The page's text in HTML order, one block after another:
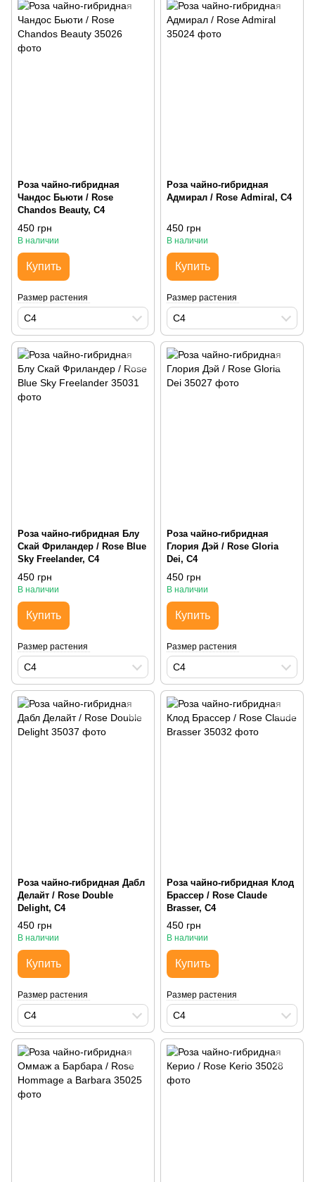
Роза чайно-гибридная
Чандос Бьюти / Rose
Chandos Beauty, С4
450 грн
В наличии
Купить
Размер растения
С4
Роза чайно-гибридная
Адмирал / Rose Admiral, С4
450 грн
В наличии
Купить
Размер растения
С4
Роза чайно-гибридная Блу
Скай Фриландер / Rose Blue
Sky Freelander, С4
450 грн
В наличии
Купить
Размер растения
С4
Роза чайно-гибридная
Глория Дэй / Rose Gloria
Dei, С4
450 грн
В наличии
Купить
Размер растения
С4
Роза чайно-гибридная Дабл
Делайт / Rose Double
Delight, С4
450 грн
В наличии
Купить
Размер растения
С4
Роза чайно-гибридная Клод
Брассер / Rose Claude
Brasser, С4
450 грн
В наличии
Купить
Размер растения
С4